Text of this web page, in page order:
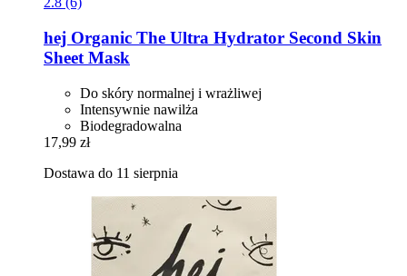
hej Organic The Ultra Hydrator Second Skin
Sheet Mask
Do skóry normalnej i wrażliwej
Intensywnie nawilża
Biodegradowalna
17,99 zł
Dostawa do 11 sierpnia